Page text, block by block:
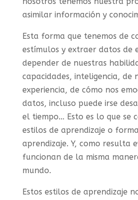
asimilar información y
Esta forma que tenemos de
estímulos y extraer datos de
depender de nuestras
capacidades, inteligencia, de
experiencia, de cómo nos
datos, incluso puede irse
el tiempo… Esto es lo que se
estilos de aprendizaje o
aprendizaje. Y, como resulta
funcionan de la misma
mundo.
Estos estilos de aprendizaje